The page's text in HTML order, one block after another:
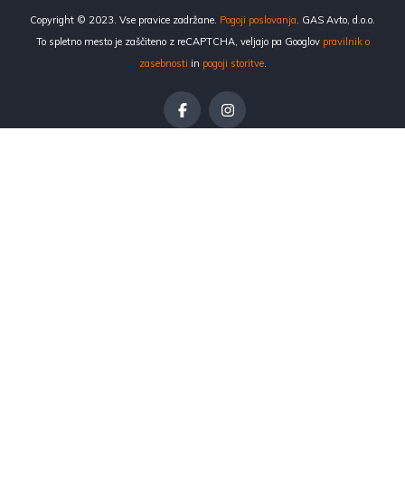
Copyright © 2023. Vse pravice zadržane. Pogoji poslovanja. GAS Avto, d.o.o.
To spletno mesto je zaščiteno z reCAPTCHA, veljajo pa Googlov pravilnik o
zasebnosti in pogoji storitve.